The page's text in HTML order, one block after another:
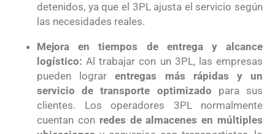
detenidos, ya que el 3PL ajusta el servicio según
las necesidades reales.
Mejora en tiempos de entrega y alcance
logístico: Al trabajar con un 3PL, las empresas
pueden lograrentregas más rápidas y un
servicio de transporte optimizado para sus
clientes. Los operadores 3PL normalmente
cuentan con redes de almacenes en múltiples